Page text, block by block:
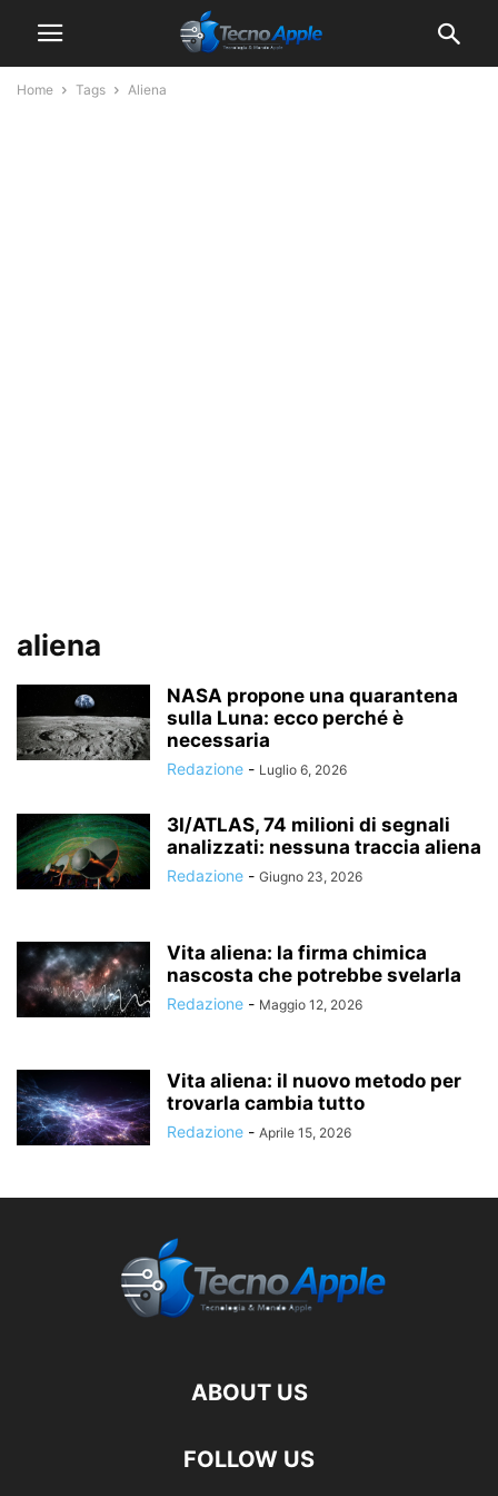
Home Tags Aliena
aliena
NASA propone una quarantena
sulla Luna: ecco perché è
necessaria
Redazione - Luglio 6, 2026
3I/ATLAS, 74 milioni di segnali
analizzati: nessuna traccia aliena
Redazione - Giugno 23, 2026
Vita aliena: la firma chimica
nascosta che potrebbe svelarla
Redazione - Maggio 12, 2026
Vita aliena: il nuovo metodo per
trovarla cambia tutto
Redazione - Aprile 15, 2026
ABOUT US
FOLLOW US